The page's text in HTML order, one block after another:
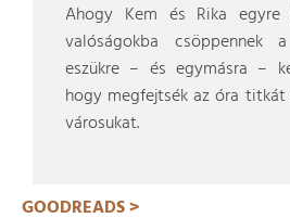
Ahogy Kem és Rika egyre
valóságokba csöppennek
eszükre – és egymásra –
hogy megfejtsék az óra titkát
városukat.
GOODREADS >